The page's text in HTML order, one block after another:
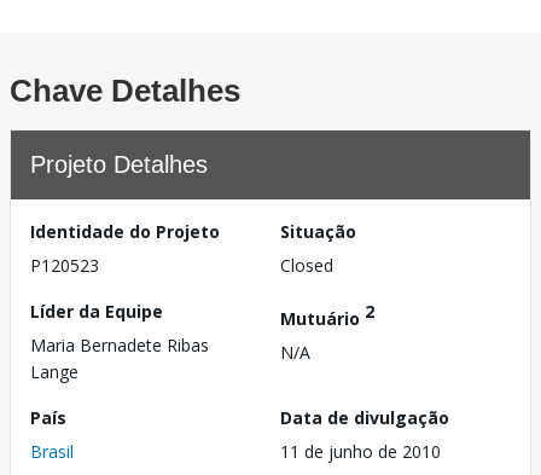
Chave Detalhes
Projeto Detalhes
Identidade do Projeto
P120523
Situação
Closed
Líder da Equipe
Maria Bernadete Ribas
Lange
Mutuário 2
N/A
País
Brasil
Data de divulgação
11 de junho de 2010